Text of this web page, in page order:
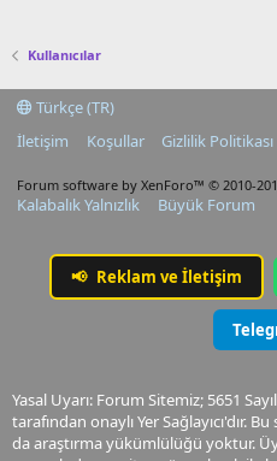
Kullanıcılar
Türkçe (TR)
İletişim
Koşullar Gizlilik Politikası
Forum software by XenForo™ © 2010-
Kalabalık Yalnızlık Büyük Forum
📢 Reklam ve İletişim
Yasal Uyarı: Forum Sitemiz; 5651
tarafından onaylı Yer Sağlayıcı'dır.
da araştırma yükümlülüğü yoktur.